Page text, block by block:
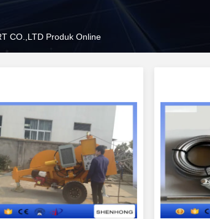
CO.,LTD Produk Online